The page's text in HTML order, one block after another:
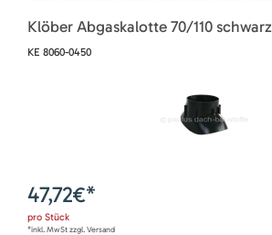
Klöber Abgaskalotte 70/110 schwarz
KE 8060-0450
47,72€*
pro Stück
*inkl. MwSt zzgl. Versand